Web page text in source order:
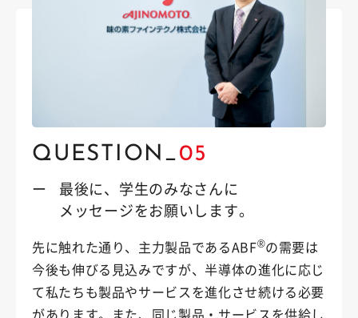
QUESTION_05
ー
最後に、学生のみなさんに
メッセージをお願いします。
先に触れた通り、主力製品であるABF®の需要は
今後も伸びる見込みですが、半導体の進化に応じ
て私たちも製品やサービスを進化させ続ける必要